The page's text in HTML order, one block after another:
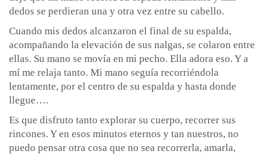
dedos se perdieran una y otra vez entre su cabello.
Cuando mis dedos alcanzaron el final de su espalda,
acompañando la elevación de sus nalgas, se colaron entre
ellas. Su mano se movía en mi pecho. Ella adora eso. Y a
mí me relaja tanto. Mi mano seguía recorriéndola
lentamente, por el centro de su espalda y hasta donde
llegue….
Es que disfruto tanto explorar su cuerpo, recorrer sus
rincones. Y en esos minutos eternos y tan nuestros, no
puedo pensar otra cosa que no sea recorrerla, amarla,